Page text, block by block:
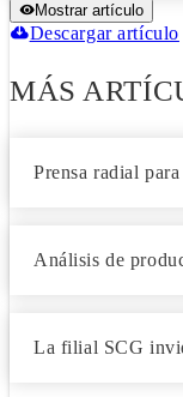
Mostrar artículo
Descargar artículo
MÁS
Prensa radial
Análisis de
La filial SCG